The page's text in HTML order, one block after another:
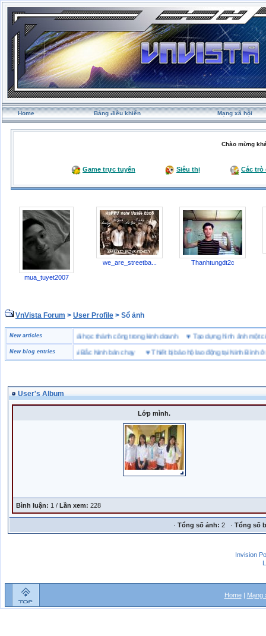
Home Bảng điều khiển Mạng xã hội
Chào mừng
Game trực tuyến Siêu thị Các trò
mua_tuyet2007
we_are_streetba... Thanhtungdt2c
VnVista Forum > User Profile > Sổ ảnh
New articles
biệt” của Microsoft ♥4 bài học thành công trong kinh doanh ♥Tạo dựng hình ảnh
New blog entries
hiệu giày bảo hộ tại Bắc Ninh bán chạy♥ Thiết bị bảo hộ lao động tại Ninh Bình ở đâu
User's Album
Lớp mình.
Bình luận: 1 / Lần xem: 228
· Tổng số ảnh: 2 · Tổng số
Invision
Home| Mạng